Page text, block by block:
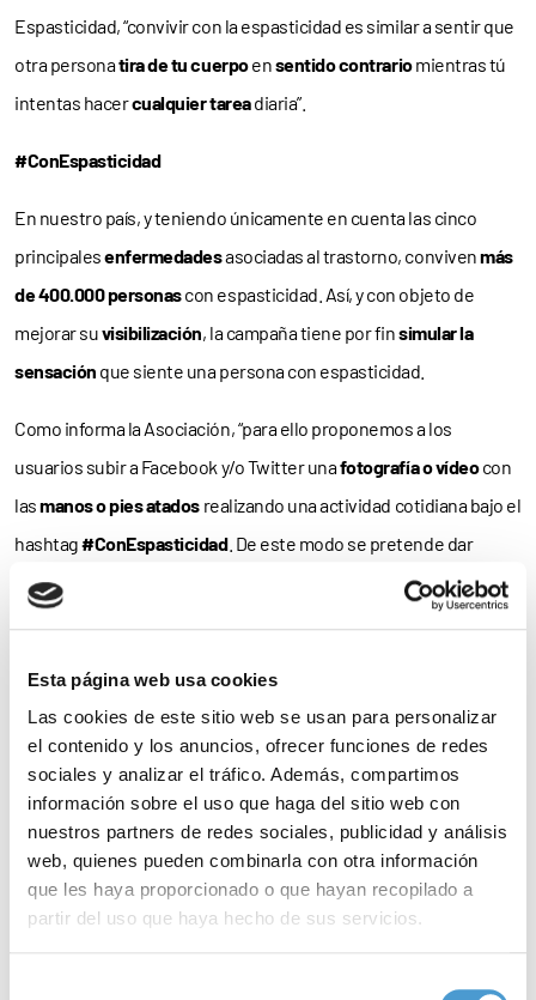
Esta página web usa cookies
Las cookies de este sitio web se usan para personalizar
el contenido y los anuncios, ofrecer funciones de redes
sociales y analizar el tráfico. Además, compartimos
información sobre el uso que haga del sitio web con
nuestros partners de redes sociales, publicidad y análisis
web, quienes pueden combinarla con otra información
que les haya proporcionado o que hayan recopilado a
partir del uso que haya hecho de sus servicios.
Espasticidad, “convivir con la espasticidad es similar a sentir que
otra personatira de tu cuerpoensentido contrariomientras tú
intentas hacercualquier tareadiaria”.
#ConEspasticidad
En nuestro país, y teniendo únicamente en cuenta las cinco
principalesenfermedadesasociadas al trastorno, convivenmás
de 400.000 personascon espasticidad. Así, y con objeto de
mejorar suvisibilización, la campaña tiene por finsimular la
sensación que siente una persona con espasticidad.
Como informa la Asociación, “para ello proponemos a los
usuarios subir a Facebook y/o Twitter unafotografía o vídeocon
lasmanos o pies atadosrealizando una actividad cotidiana bajo el
hashtag#ConEspasticidad. De este modo se pretende dar
visibilidad a un trastorno que dificulta, y a veces
imposibilita, la
vida de las personas que conviven con la espasticidad”.
Es más; la campaña también contempla el desarrollo de distintas
actividades, caso de lafiesta benéficaprogramada para este
miércoles o el partido solidario derugby que se celebrará el
próximo domingo. Y si bien la iniciativa no concluirá hasta el 21 de
mayo, “elviernes 19 de mayoes el día elegido para dar lamáxima
difusióna la campaña con la publicación demensajes de apoyo
de personas tanto anónimas como personajes públicos”,